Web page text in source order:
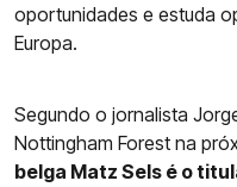
oportunidades e estuda
Europa.
Segundo o jornalista
Nottingham Forest na
belga Matz Sels é o